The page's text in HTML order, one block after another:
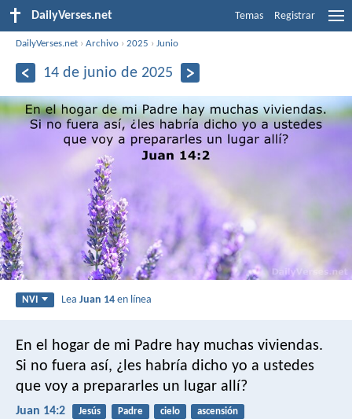
DailyVerses.net Temas Registrar
DailyVerses.net ›Archivo ›2025 ›Junio
14 de junio de 2025
NVI LeaJuan 14 en línea
En el hogar de mi Padre hay muchas viviendas.
Si no fuera así, ¿les habría dicho yo a ustedes
que voy a prepararles un lugar allí?
Juan 14:2 Jesús Padre cielo ascensión